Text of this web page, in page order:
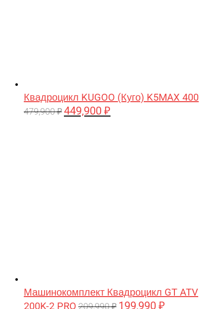
Квадроцикл KUGOO (Куго) K5MAX 400
479,900₽ Первоначальная
449,900 ₽
Машинокомплект Квадроцикл GT ATV
200K-2 PRO 209,990₽ Первоначальная
199,990 ₽